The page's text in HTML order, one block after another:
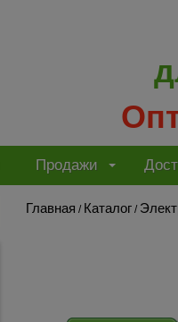
Продажи
Главная / Каталог /